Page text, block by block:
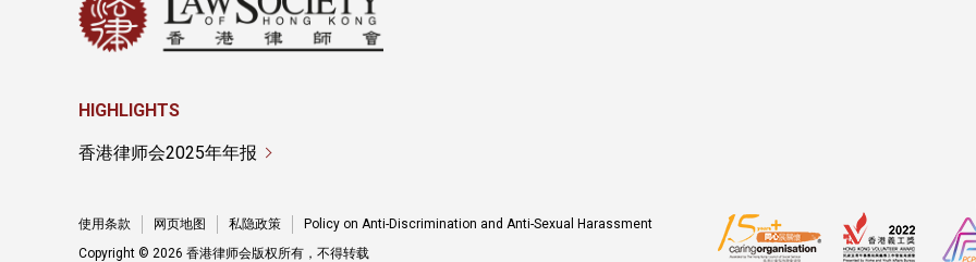
HIGHLIGHTS
香港律师会2025年年报
使用条款 网页地图 私隐政策
Policy on Anti-Discrimination and Anti-Sexual Harassment
Copyright © 2026 香港律师会版权所有，不得转载